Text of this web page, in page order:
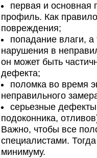
первая и основная
профиль. Как
повреждения;
попадание влаги,
нарушения в
он может быть
дефекта;
поломка во время
неправильного
серьезные дефекты
подоконника,
Важно, чтобы все
специалистами.
минимуму.